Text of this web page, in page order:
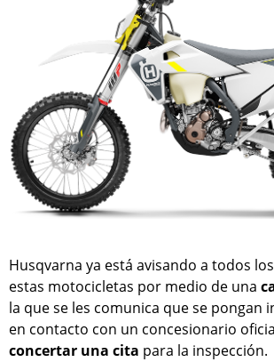
Husqvarna ya está avisando a todos
estas motocicletas por medio de una
la que se les comunica que se pongan
en contacto con un concesionario
concertar una cita para la inspección.